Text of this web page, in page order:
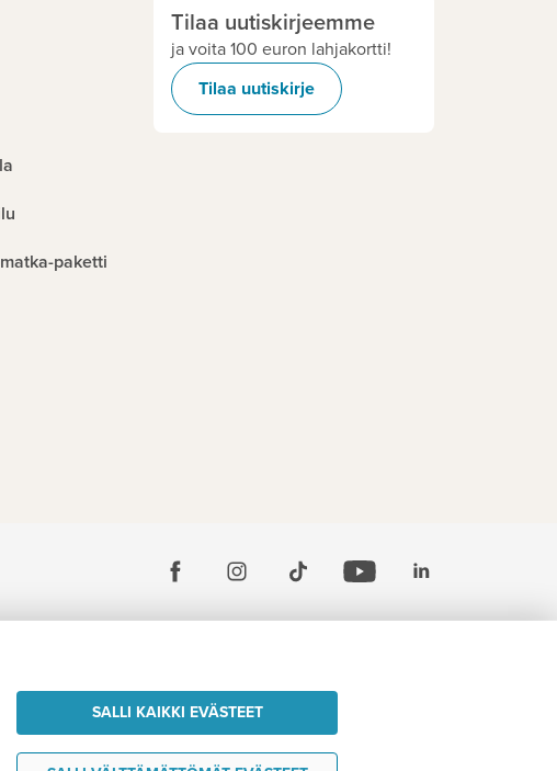
paketti
Tilaa uutiskirjeemme
ja voita 100 euron lahjakortti!
Tilaa uutiskirje
SALLI KAIKKI EVÄSTEET